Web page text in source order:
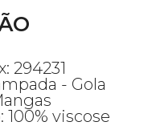
294231
- Gola
viscose